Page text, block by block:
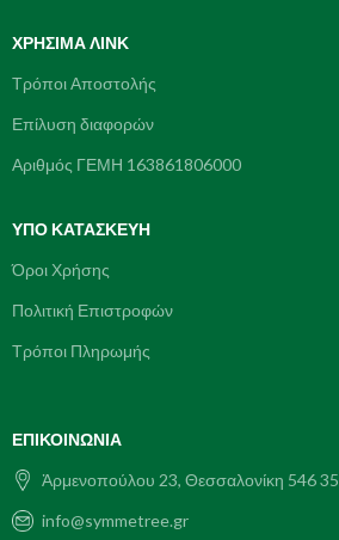
ΧΡΉΣΙΜΑ ΛΙΝΚ
Τρόποι Αποστολής
Επίλυση διαφορών
Αριθμός ΓΕΜΗ 163861806000
ΥΠΌ ΚΑΤΑΣΚΕΥΗ
Όροι Χρήσης
Πολιτική Επιστροφών
Τρόποι Πληρωμής
ΕΠΙΚΟΙΝΩΝΊΑ
Ἀρμενοπούλου 23, Θεσσαλονίκη 546 35
info@symmetree.gr